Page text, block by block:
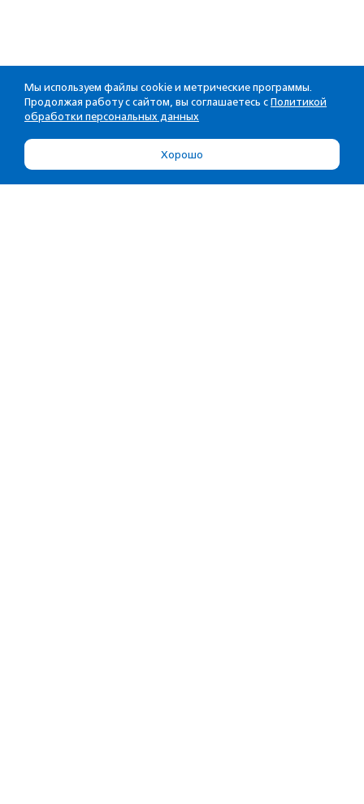
Мы используем файлы cookie и метрические программы.
Продолжая работу с сайтом, вы соглашаетесь с Политикой
обработки персональных данных
Хорошо